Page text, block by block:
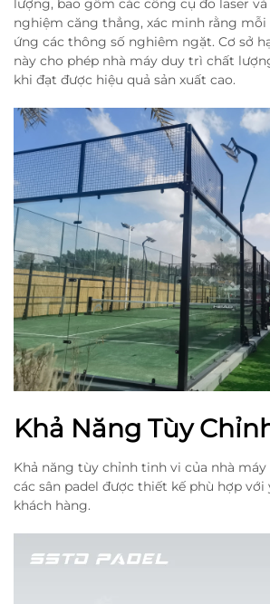
nghiệm căng thẳng, xác minh rằng mỗi
ứng các thông số nghiêm ngặt. Cơ sở
này cho phép nhà máy duy trì chất
khi đạt được hiệu quả sản xuất cao.
Khả Năng Tùy
Khả năng tùy chỉnh tinh vi của nhà máy
các sân padel được thiết kế phù hợp với
khách hàng.